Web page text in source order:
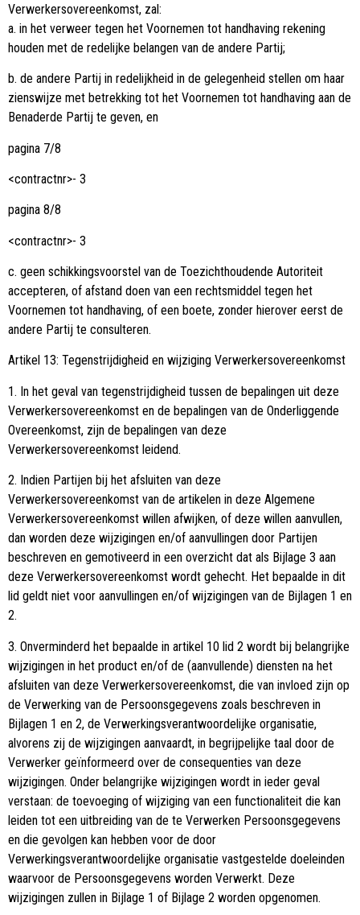
Verwerkersovereenkomst, zal:
a. in het verweer tegen het Voornemen tot handhaving rekening
houden met de redelijke belangen van de andere Partij;
b. de andere Partij in redelijkheid in de gelegenheid stellen om haar
zienswijze met betrekking tot het Voornemen tot handhaving aan de
Benaderde Partij te geven, en
pagina 7/8
<contractnr>- 3
pagina 8/8
<contractnr>- 3
c. geen schikkingsvoorstel van de Toezichthoudende Autoriteit
accepteren, of afstand doen van een rechtsmiddel tegen het
Voornemen tot handhaving, of een boete, zonder hierover eerst de
andere Partij te consulteren.
Artikel 13: Tegenstrijdigheid en wijziging Verwerkersovereenkomst
1. In het geval van tegenstrijdigheid tussen de bepalingen uit deze
Verwerkersovereenkomst en de bepalingen van de Onderliggende
Overeenkomst, zijn de bepalingen van deze
Verwerkersovereenkomst leidend.
2. Indien Partijen bij het afsluiten van deze
Verwerkersovereenkomst van de artikelen in deze Algemene
Verwerkersovereenkomst willen afwijken, of deze willen aanvullen,
dan worden deze wijzigingen en/of aanvullingen door Partijen
beschreven en gemotiveerd in een overzicht dat als Bijlage 3 aan
deze Verwerkersovereenkomst wordt gehecht. Het bepaalde in dit
lid geldt niet voor aanvullingen en/of wijzigingen van de Bijlagen 1 en
2.
3. Onverminderd het bepaalde in artikel 10 lid 2 wordt bij belangrijke
wijzigingen in het product en/of de (aanvullende) diensten na het
afsluiten van deze Verwerkersovereenkomst, die van invloed zijn op
de Verwerking van de Persoonsgegevens zoals beschreven in
Bijlagen 1 en 2, de Verwerkingsverantwoordelijke organisatie,
alvorens zij de wijzigingen aanvaardt, in begrijpelijke taal door de
Verwerker geïnformeerd over de consequenties van deze
wijzigingen. Onder belangrijke wijzigingen wordt in ieder geval
verstaan: de toevoeging of wijziging van een functionaliteit die kan
leiden tot een uitbreiding van de te Verwerken Persoonsgegevens
en die gevolgen kan hebben voor de door
Verwerkingsverantwoordelijke organisatie vastgestelde doeleinden
waarvoor de Persoonsgegevens worden Verwerkt. Deze
wijzigingen zullen in Bijlage 1 of Bijlage 2 worden opgenomen.